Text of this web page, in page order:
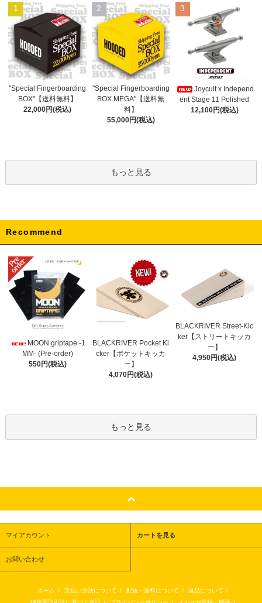
1
"Special Fingerboarding
BOX"【送料無料】
22,000円(税込)
2
"Special Fingerboarding
BOX MEGA"【送料無
料】
55,000円(税込)
3
Joycult x Independ
ent Stage 11 Polished
12,100円(税込)
もっと見る
Recommend
MOON griptape -1
MM- (Pre-order)
550円(税込)
BLACKRIVER Pocket Ki
cker【ポケットキッカ
ー】
4,070円(税込)
BLACKRIVER Street-Kic
ker【ストリートキッカ
ー】
4,950円(税込)
もっと見る
マイアカウント カートを見る
お問い合わせ
ホーム / 支払い方法について / 配送・送料について / 返品について /